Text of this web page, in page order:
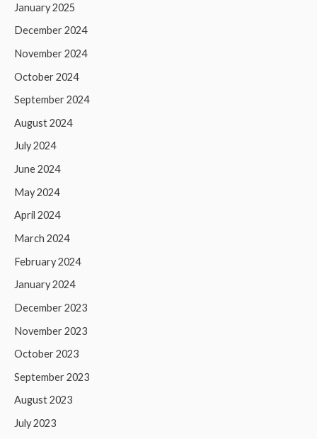
January 2025
December 2024
November 2024
October 2024
September 2024
August 2024
July 2024
June 2024
May 2024
April 2024
March 2024
February 2024
January 2024
December 2023
November 2023
October 2023
September 2023
August 2023
July 2023